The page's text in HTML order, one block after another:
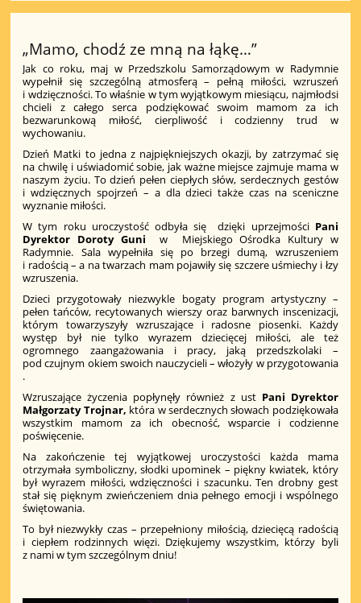
„Mamo, chodź ze mną na łąkę…”
Jak co roku, maj w Przedszkolu Samorządowym w Radymnie
wypełnił się szczególną atmosferą – pełną miłości, wzruszeń
i wdzięczności. To właśnie w tym wyjątkowym miesiącu, najmłodsi
chcieli z całego serca podziękować swoim mamom za ich
bezwarunkową miłość, cierpliwość i codzienny trud w
wychowaniu.
Dzień Matki to jedna z najpiękniejszych okazji, by zatrzymać się
na chwilę i uświadomić sobie, jak ważne miejsce zajmuje mama w
naszym życiu. To dzień pełen ciepłych słów, serdecznych gestów
i wdzięcznych spojrzeń – a dla dzieci także czas na sceniczne
wyznanie miłości.
W tym roku uroczystość odbyła się dzięki uprzejmości Pani
Dyrektor Doroty Guni w Miejskiego Ośrodka Kultury w
Radymnie. Sala wypełniła się po brzegi dumą, wzruszeniem
i radością – a na twarzach mam pojawiły się szczere uśmiechy i łzy
wzruszenia.
Dzieci przygotowały niezwykle bogaty program artystyczny –
pełen tańców, recytowanych wierszy oraz barwnych inscenizacji,
którym towarzyszyły wzruszające i radosne piosenki. Każdy
występ był nie tylko wyrazem dziecięcej miłości, ale też
ogromnego zaangażowania i pracy, jaką przedszkolaki –
pod czujnym okiem swoich nauczycieli – włożyły w przygotowania
.
Wzruszające życzenia popłynęły również z ust Pani Dyrektor
Małgorzaty Trojnar, która w serdecznych słowach podziękowała
wszystkim mamom za ich obecność, wsparcie i codzienne
poświęcenie.
Na zakończenie tej wyjątkowej uroczystości każda mama
otrzymała symboliczny, słodki upominek – piękny kwiatek, który
był wyrazem miłości, wdzięczności i szacunku. Ten drobny gest
stał się pięknym zwieńczeniem dnia pełnego emocji i wspólnego
świętowania.
To był niezwykły czas – przepełniony miłością, dziecięcą radością
i ciepłem rodzinnych więzi. Dziękujemy wszystkim, którzy byli
z nami w tym szczególnym dniu!